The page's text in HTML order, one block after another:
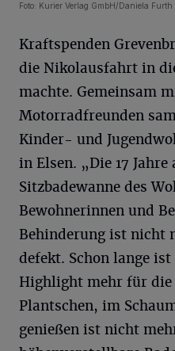
Foto: Kurier Verlag GmbH/Daniela Furth
Kraftspenden
die Nikolausfahrt in
machte. Gemeinsam
Motorradfreunden
Kinder- und
in Elsen. „Die 17
Sitzbadewanne des
Bewohnerinnen und
Behinderung ist nicht
defekt. Schon lange
Highlight mehr für die
Plantschen, im
genießen ist nicht